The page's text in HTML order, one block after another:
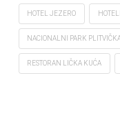
HOTEL JEZERO
NACIONALNI PARK
RESTORAN LIČKA KUĆA